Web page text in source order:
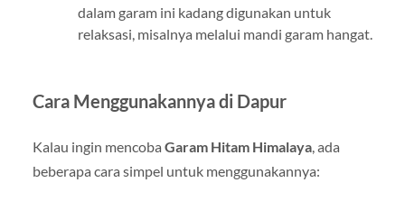
dalam garam ini kadang digunakan untuk
relaksasi, misalnya melalui mandi garam hangat.
Cara Menggunakannya di Dapur
Kalau ingin mencoba Garam Hitam Himalaya, ada
beberapa cara simpel untuk menggunakannya: